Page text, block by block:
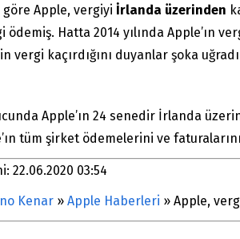
Apple, vergiyi İrlanda üzerinden
ödemiş. Hatta 2014 yılında Apple’ın
vergi kaçırdığını duyanlar şoka
Apple’ın 24 senedir İrlanda
tüm şirket ödemelerini ve
22.06.2020 03:54
Kenar » Apple Haberleri » Apple,